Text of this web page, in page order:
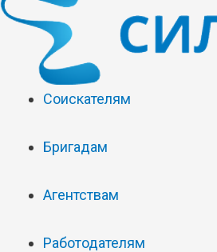
Соискателям
Бригадам
Агентствам
Работодателям